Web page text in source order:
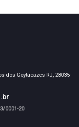
dos Goytacazes-RJ, 28035-
0001-20